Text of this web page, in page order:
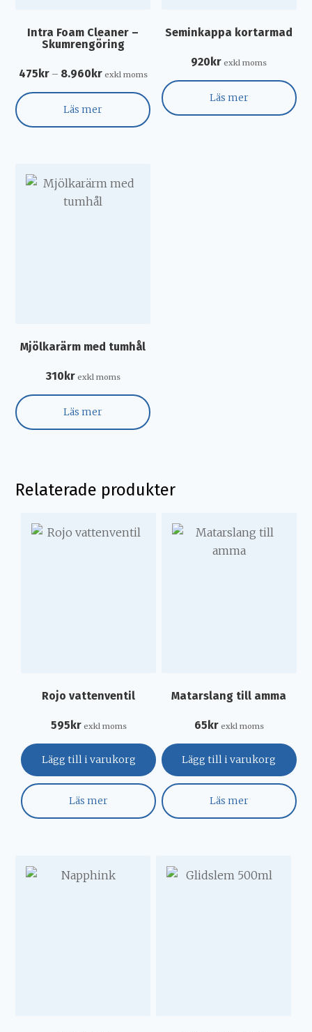
Intra Foam Cleaner –
Skumrengöring
475kr – 8.960kr exkl moms
Läs mer
Seminkappa kortarmad
920kr exkl moms
Läs mer
Mjölkarärm med tumhål
310 kr exkl moms
Läs mer
Relaterade produkter
Rojo vattenventil
595kr exkl moms
Lägg till i varukorg
Läs mer
Matarslang till amma
65kr exkl moms
Lägg till i varukorg
Läs mer